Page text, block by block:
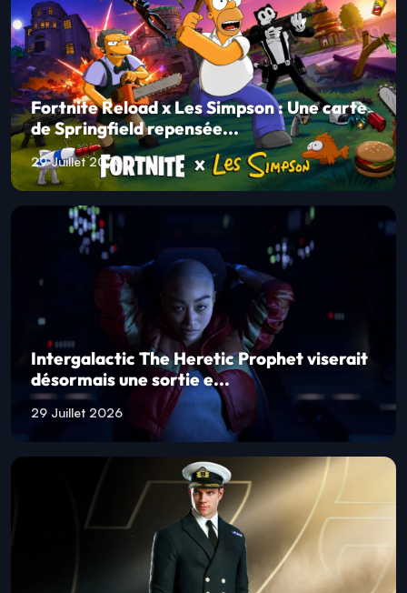
Fortnite Reload x Les Simpson : Une carte
de Springfield repensée...
29 Juillet 2026
Intergalactic The Heretic Prophet viserait
désormais une sortie e...
29 Juillet 2026